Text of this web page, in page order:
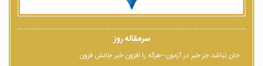
سرمقاله روز
جان نباشد جز خبر در آزمون--هرکه را افزون خبر جانش فزون